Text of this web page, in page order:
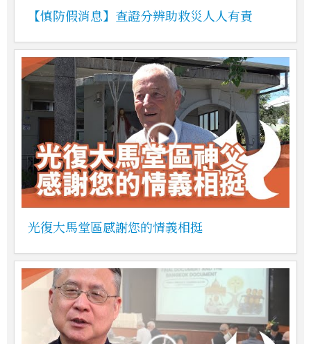
【慎防假消息】查證分辨助救災人人有責
光復大馬堂區感謝您的情義相挺